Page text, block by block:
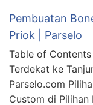
Pembuatan
Priok | Parselo
Table of
Terdekat ke
Parselo.com
Custom di Pilihan